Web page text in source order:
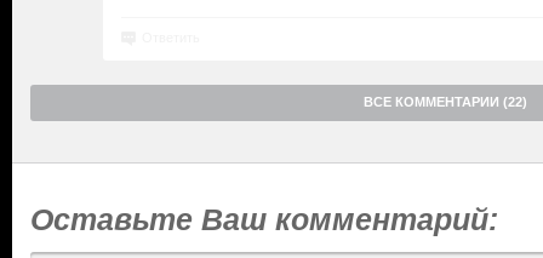
ВСЕ КОММЕНТАРИИ (22)
Оставьте Ваш комментарий: